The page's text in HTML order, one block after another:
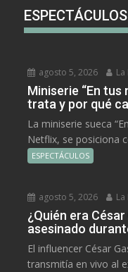
ESPECTÁCULOS
agosto 5, 2026
Miniserie “En tus
trata y por qué
La miniserie sueca
Netflix, se posiciona
ESPECTÁCULOS
agosto 5, 2026
¿Quién era
asesinado
El influencer César
transmitía en vivo al